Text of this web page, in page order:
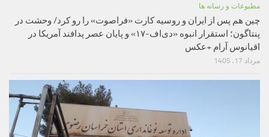
مطبوعات و رسانه ها
چین هم پس از ایران و روسیه کارت «فراصوت» را رو کرد/ وحشت در
پنتاگون؛ استقرار انبوه «دی‌اف‑۱۷» و پایان عصر پدافند آمریکا در
اقیانوس آرام +عکس
مرداد 17, 1405